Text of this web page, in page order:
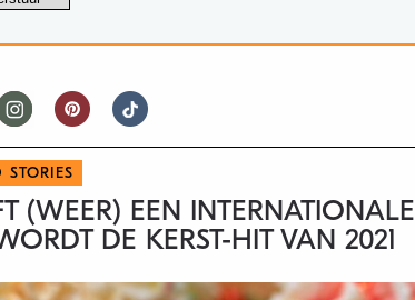
STORIES
(WEER) EEN INTERNATIONALE
DE KERST-HIT VAN 2021